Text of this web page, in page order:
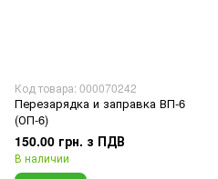
Код товара: 000070242
Перезарядка и заправка ВП-6
(ОП-6)
150.00 грн. з ПДВ
В наличии